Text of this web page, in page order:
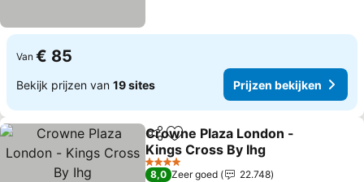
Van € 85
Bekijk prijzen van 19 sites Prijzen bekijken
DelenToevoegen aan favorieten
Crowne Plaza London -
Kings Cross By Ihg
Prijzen bekijken
4 Sterren
8,0 Zeer goed
22.748